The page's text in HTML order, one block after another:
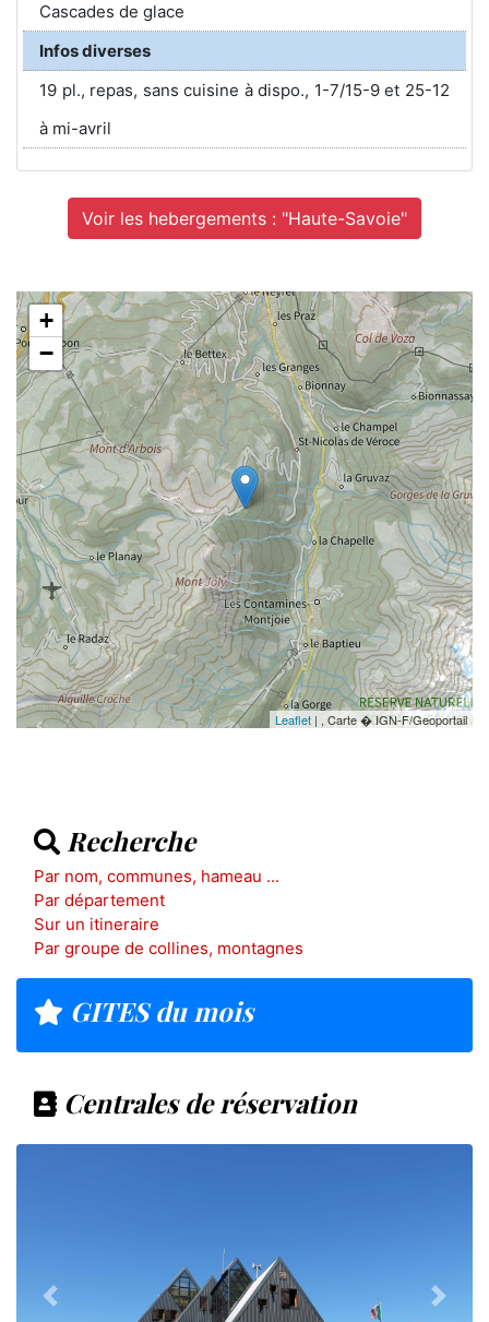
Cascades de glace
Infos diverses
19 pl., repas, sans cuisine à dispo., 1-7/15-9 et 25-12
à mi-avril
Voir les hebergements : "Haute-Savoie"
+
−
Leaflet | , Carte � IGN-F/Geoportail
Recherche
Par nom, communes, hameau ...
Par département
Sur un itineraire
Par groupe de collines, montagnes
GITES du mois
Centrales de réservation